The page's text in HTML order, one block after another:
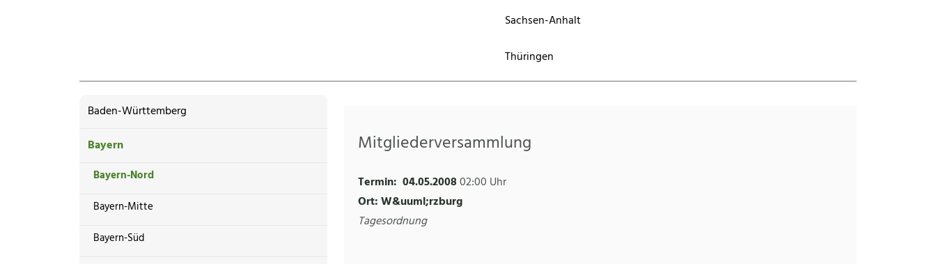
Sachsen-Anhalt
Thüringen
Baden-Württemberg
Bayern
Bayern-Nord
Bayern-Mitte
Bayern-Süd
Mitgliederversammlung
Termin: 04.05.200802:00 Uhr
Ort: W&uuml;rzburg
Tagesordnung